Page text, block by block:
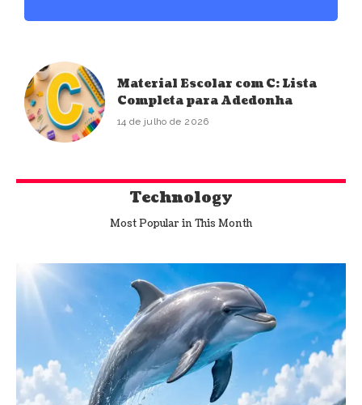
Material Escolar com C: Lista
Completa para Adedonha
14 de julho de 2026
Technology
Most Popular in This Month